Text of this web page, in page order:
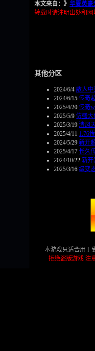
本文来自：》 华夏英豪
转载时请注明出处和网
其他分区
2024/6/4 散人中
2024/6/15 传奇
2025/4/20 传奇
2025/5/9 仿盛大
2025/3/19 清风
2025/4/11 1.76
2024/5/29 新开
2025/4/17 长久
2024/10/22 新开
2025/3/16 级变
本游戏只适合用于
拒绝盗版游戏 注